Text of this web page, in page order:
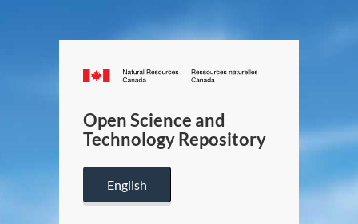
Canada.ca
/
Canada
Open Science and
Technology Repository
English